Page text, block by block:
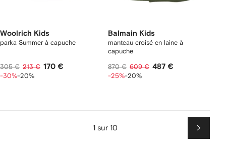
Woolrich Kids
parka Summer à capuche
305 € 213 € 170 €
-30%-20%
Balmain Kids
manteau croisé en laine à
capuche
870 € 609 € 487 €
-25%-20%
1 sur 10
Suiv